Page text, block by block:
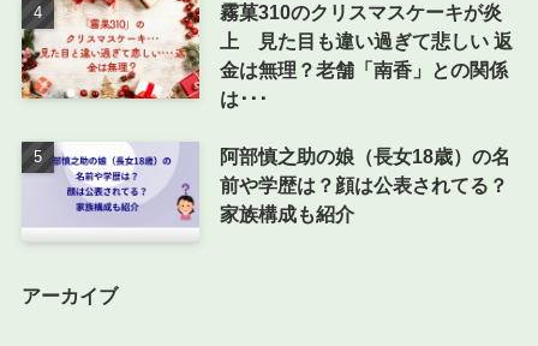
霧菓310のクリスマスケーキが炎
上 見た目も違い過ぎて悲しい 返
金は無理？老舗「南香」との関係
は･･･
阿部慎之助の娘（長女18歳）の名
前や学歴は？顔は公表されてる？
家族構成も紹介
アーカイブ